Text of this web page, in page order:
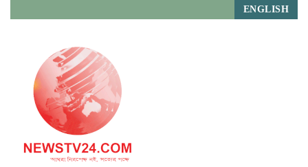
ENGLISH